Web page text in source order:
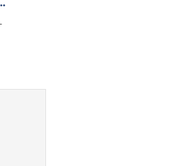
и